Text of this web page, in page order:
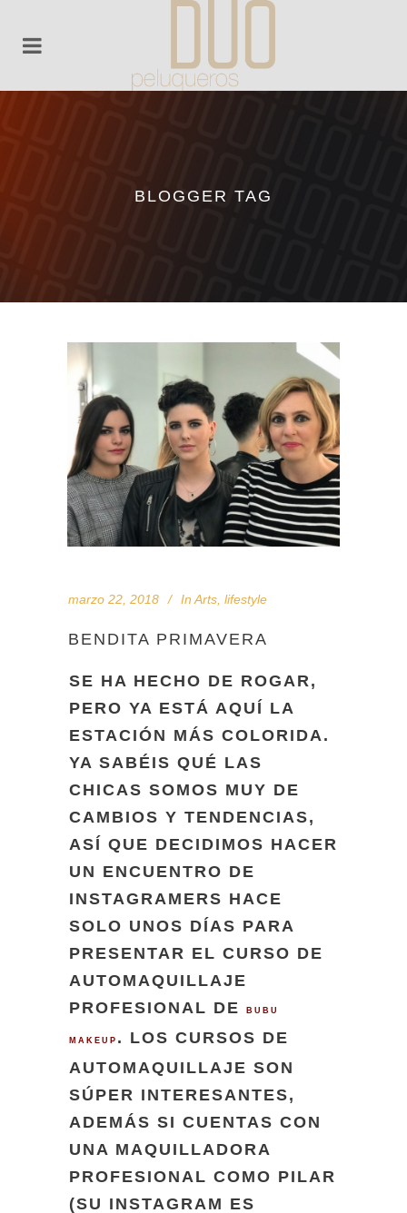
BLOGGER TAG
marzo 22, 2018 In Arts, lifestyle
BENDITA PRIMAVERA
SE HA HECHO DE ROGAR,
PERO YA ESTÁ AQUÍ LA
ESTACIÓN MÁS COLORIDA.
YA SABÉIS QUÉ LAS
CHICAS SOMOS MUY DE
CAMBIOS Y TENDENCIAS,
ASÍ QUE DECIDIMOS HACER
UN ENCUENTRO DE
INSTAGRAMERS HACE
SOLO UNOS DÍAS PARA
PRESENTAR EL CURSO DE
AUTOMAQUILLAJE
PROFESIONAL DE
BUBU
MAKEUP . LOS CURSOS DE
AUTOMAQUILLAJE SON
SÚPER INTERESANTES,
ADEMÁS SI CUENTAS CON
UNA MAQUILLADORA
PROFESIONAL COMO PILAR
(SU INSTAGRAM ES